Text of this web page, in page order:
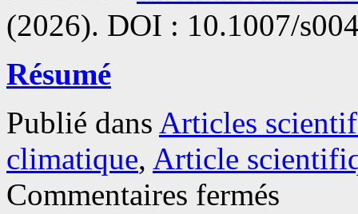
(2026). DOI : 10.1007/
Résumé
Publié dans Articles
climatique, Article
Commentaires fermés